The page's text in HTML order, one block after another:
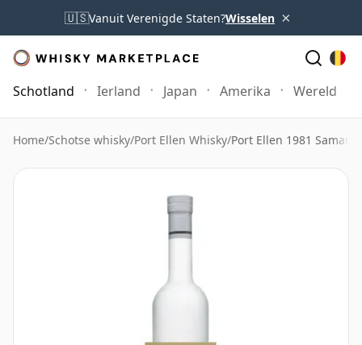
🇺🇸Vanuit Verenigde Staten?Wisselen ×
Schotland Ierland Japan Amerika Wereld
Home/Schotse whisky/Port Ellen Whisky/Port Ellen 1981 Samaroli